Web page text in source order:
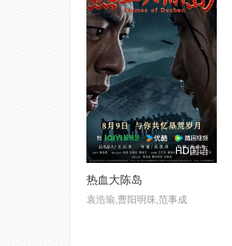
HD国语
热血大陈岛
袁浩瑜,曹阳明珠,范事成